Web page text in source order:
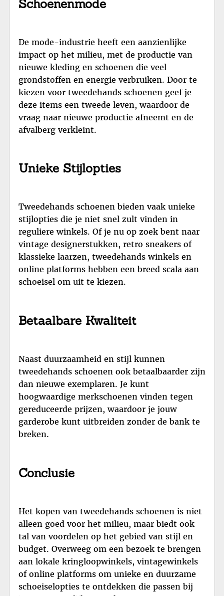
Schoenenmode
De mode-industrie heeft een aanzienlijke
impact op het milieu, met de productie van
nieuwe kleding en schoenen die veel
grondstoffen en energie verbruiken. Door te
kiezen voor tweedehands schoenen geef je
deze items een tweede leven, waardoor de
vraag naar nieuwe productie afneemt en de
afvalberg verkleint.
Unieke Stijlopties
Tweedehands schoenen bieden vaak unieke
stijlopties die je niet snel zult vinden in
reguliere winkels. Of je nu op zoek bent naar
vintage designerstukken, retro sneakers of
klassieke laarzen, tweedehands winkels en
online platforms hebben een breed scala aan
schoeisel om uit te kiezen.
Betaalbare Kwaliteit
Naast duurzaamheid en stijl kunnen
tweedehands schoenen ook betaalbaarder zijn
dan nieuwe exemplaren. Je kunt
hoogwaardige merkschoenen vinden tegen
gereduceerde prijzen, waardoor je jouw
garderobe kunt uitbreiden zonder de bank te
breken.
Conclusie
Het kopen van tweedehands schoenen is niet
alleen goed voor het milieu, maar biedt ook
tal van voordelen op het gebied van stijl en
budget. Overweeg om een bezoek te brengen
aan lokale kringloopwinkels, vintagewinkels
of online platforms om unieke en duurzame
schoeiselopties te ontdekken die passen bij